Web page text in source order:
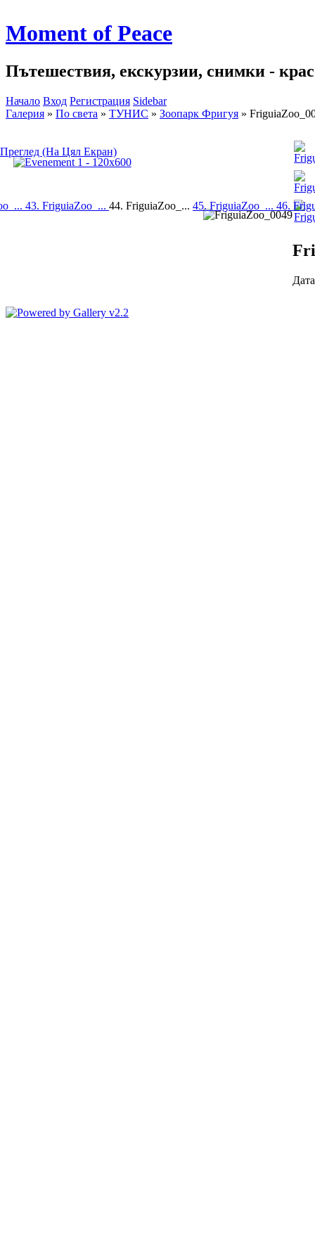
Moment of Peace
Пътешествия, екскурзии, снимки -
Начало Вход Регистрация Sidebar
Галерия » По света » ТУНИС » Зоопарк Фригуя »
Преглед (На Цял Екран)
43. FriguiaZoo_... 44. FriguiaZoo_... 45. FriguiaZoo_... 46.